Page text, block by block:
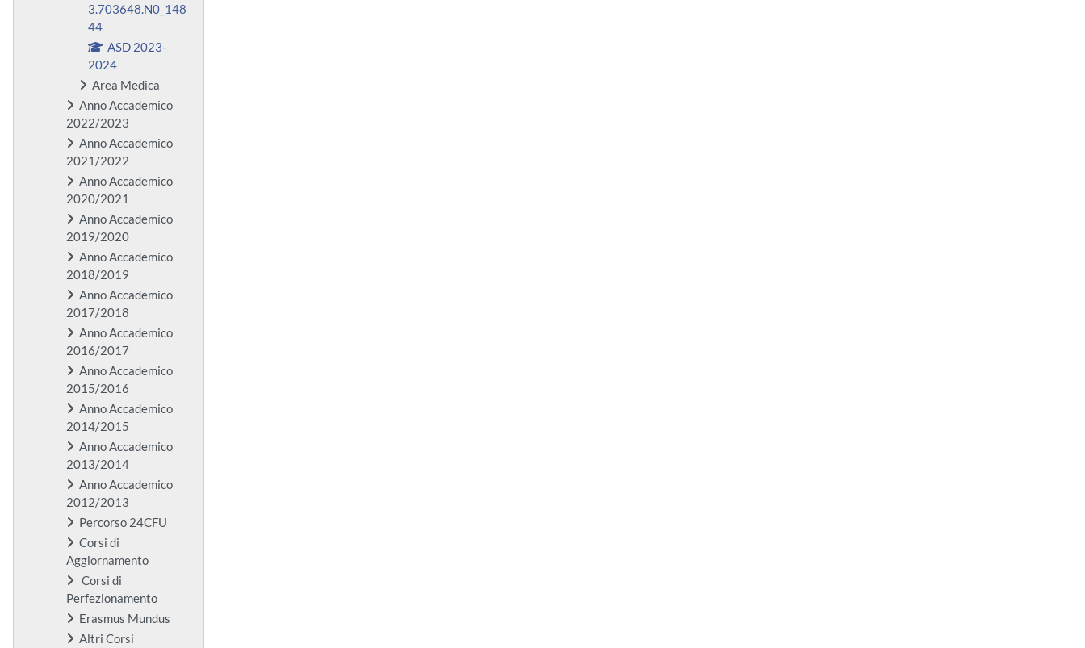
3.703648.N0_148
44
ASD 2023-
2024
Area Medica
Anno Accademico
2022/2023
Anno Accademico
2021/2022
Anno Accademico
2020/2021
Anno Accademico
2019/2020
Anno Accademico
2018/2019
Anno Accademico
2017/2018
Anno Accademico
2016/2017
Anno Accademico
2015/2016
Anno Accademico
2014/2015
Anno Accademico
2013/2014
Anno Accademico
2012/2013
Percorso 24CFU
Corsi di
Aggiornamento
Corsi di
Perfezionamento
Erasmus Mundus
Altri Corsi